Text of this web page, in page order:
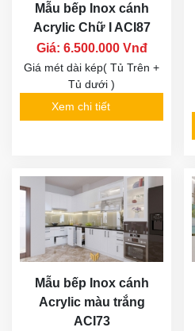
Mẫu bếp Inox cánh
Acrylic Chữ I ACI87
Giá: 6.500.000 Vnđ
Giá mét dài kép( Tủ Trên +
Tủ dưới )
Xem chi tiết
Mẫu bếp Inox cánh
Acrylic màu trắng
ACI73